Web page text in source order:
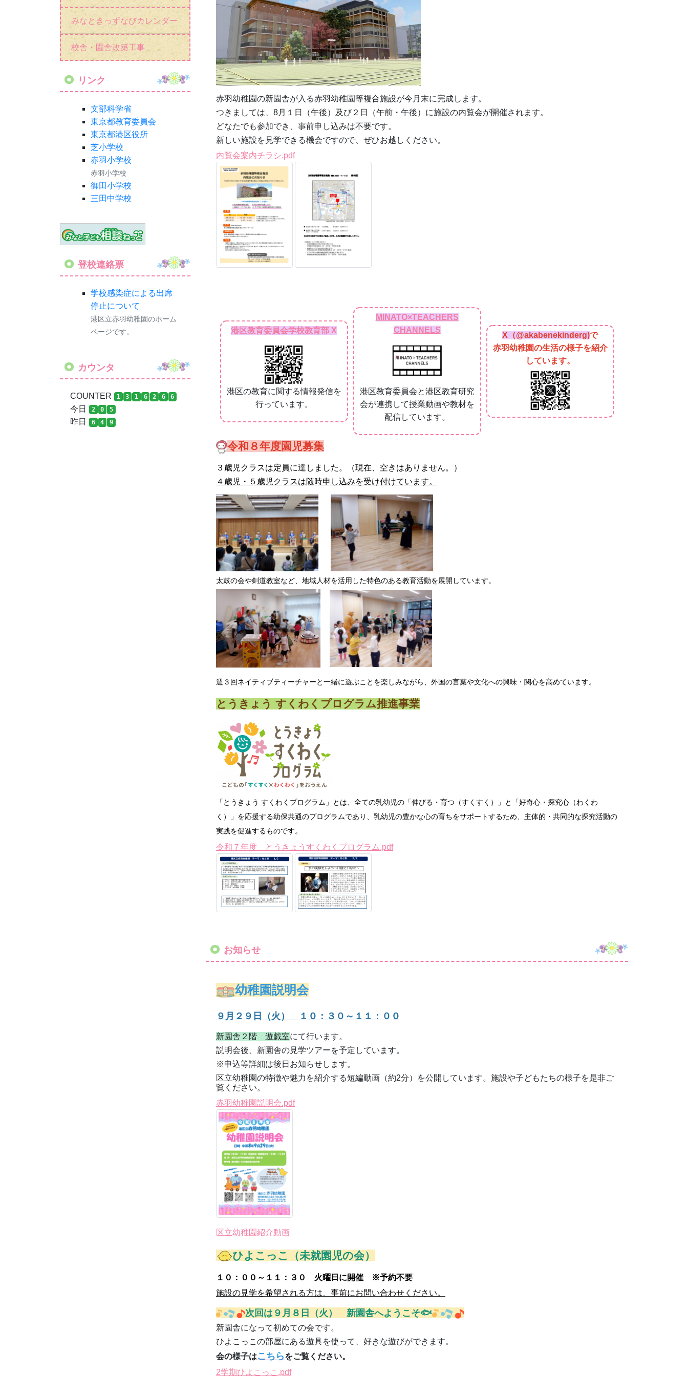
みなときっずなびカレンダー
校舎・園舎改築工事
リンク
文部科学省
東京都教育委員会
東京都港区役所
芝小学校
赤羽小学校
赤羽小学校
御田小学校
三田中学校
登校連絡票
学校感染症による出席
停止について
港区立赤羽幼稚園のホーム
ページです。
カウンタ
COUNTER 1 3 1 6 2 6 6
今日 2 0 5
昨日 6 4 9
赤羽幼稚園の新園舎が入る赤羽幼稚園等複合施設が今月末に完成します。
つきましては、8月１日（午後）及び２日（午前・午後）に施設の内覧会が開催されます。
どなたでも参加でき、事前申し込みは不要です。
新しい施設を見学できる機会ですので、ぜひお越しください。
内覧会案内チラシ.pdf
港区教育委員会学校教育部 X
港区の教育に関する情報発信を
行っています。
MINATO×TEACHERS
CHANNELS
港区教育委員会と港区教育研究
会が連携して授業動画や教材を
配信しています。
X（@akabenekinderg)で
赤羽幼稚園の生活の様子を紹介
しています。
令和８年度園児募集
３歳児クラスは定員に達しました。（現在、空きはありません。）
４歳児・５歳児クラスは随時申し込みを受け付けています。
太鼓の会や剣道教室など、地域人材を活用した特色のある教育活動を展開しています。
週３回ネイティブティーチャーと一緒に遊ぶことを楽しみながら、外国の言葉や文化への興味・関心を高めています。
とうきょう すくわくプログラム推進事業
「とうきょう すくわくプログラム」とは、全ての乳幼児の「伸びる・育つ（すくすく）」と「好奇心・探究心（わくわ
く）」を応援する幼保共通のプログラムであり、乳幼児の豊かな心の育ちをサポートするため、主体的・共同的な探究活動の
実践を促進するものです。
令和７年度 とうきょうすくわくプログラム.pdf
お知らせ
幼稚園説明会
９月２９日（火） １０：３０～１１：００
新園舎２階 遊戯室にて行います。
説明会後、新園舎の見学ツアーを予定しています。
※申込等詳細は後日お知らせします。
区立幼稚園の特徴や魅力を紹介する短編動画（約2分）を公開しています。施設や子どもたちの様子を是非ご
覧ください。
赤羽幼稚園説明会.pdf
区立幼稚園紹介動画
ひよこっこ （未就園児の会）
１０：００～１１：３０ 火曜日に開催 ※予約不要
施設の見学を希望される方は、事前にお問い合わせください。
次回は９ 月８ 日（火） 新園舎へようこそ🐟
新園舎になって初めての会です。
ひよこっこの部屋にある遊具を使って、好きな遊びができます。
会の様子はこちらをご覧ください。
2学期ひよこっこ.pdf